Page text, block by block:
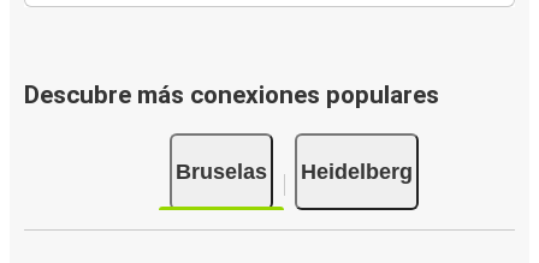
Descubre más conexiones populares
Bruselas Heidelberg